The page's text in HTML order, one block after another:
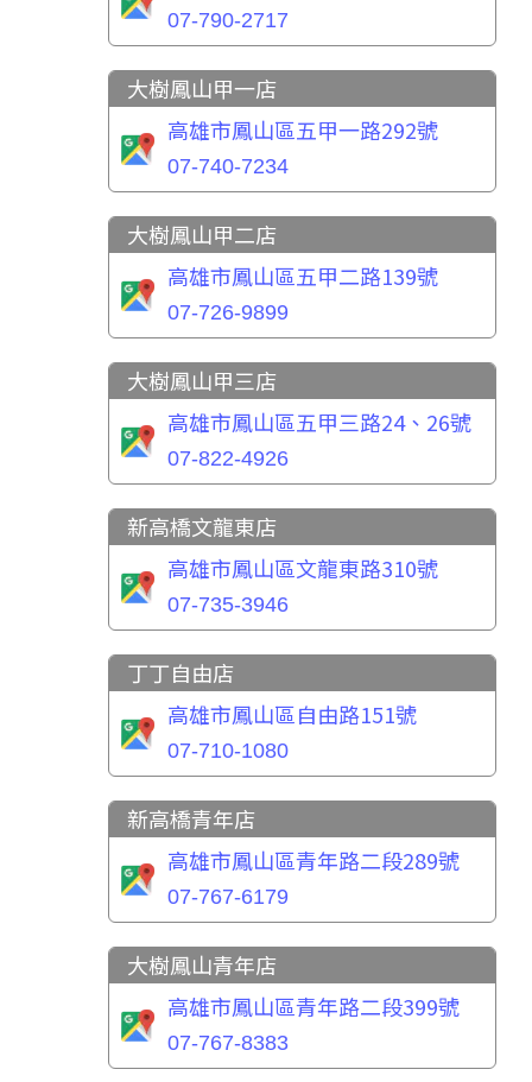
07-790-2717
大樹鳳山甲一店
高雄市鳳山區五甲一路292號
07-740-7234
大樹鳳山甲二店
高雄市鳳山區五甲二路139號
07-726-9899
大樹鳳山甲三店
高雄市鳳山區五甲三路24、26號
07-822-4926
新高橋文龍東店
高雄市鳳山區文龍東路310號
07-735-3946
丁丁自由店
高雄市鳳山區自由路151號
07-710-1080
新高橋青年店
高雄市鳳山區青年路二段289號
07-767-6179
大樹鳳山青年店
高雄市鳳山區青年路二段399號
07-767-8383